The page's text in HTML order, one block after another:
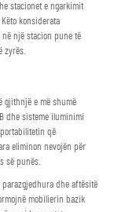
stacionet e ngarkimit
konsiderata
një stacion pune të
zyrës.
gjithnjë e më shumë
dhe sisteme iluminimi
që
eliminon nevojën për
së punës.
parazgjedhura dhe aftësitë
mobilierin bazik